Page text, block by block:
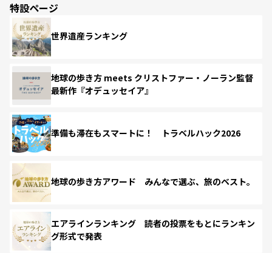
特設ページ
世界遺産ランキング
地球の歩き方 meets クリストファー・ノーラン監督
最新作『オデュッセイア』
準備も滞在もスマートに！ トラベルハック2026
地球の歩き方アワード みんなで選ぶ、旅のベスト。
エアラインランキング 読者の投票をもとにランキン
グ形式で発表